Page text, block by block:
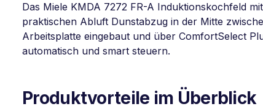
Das Miele KMDA 7272 FR-A Induktionskochfeld
praktischen Abluft Dunstabzug in der Mitte
Arbeitsplatte eingebaut und über ComfortSelect
automatisch und smart steuern.
Produktvorteile im Überblick